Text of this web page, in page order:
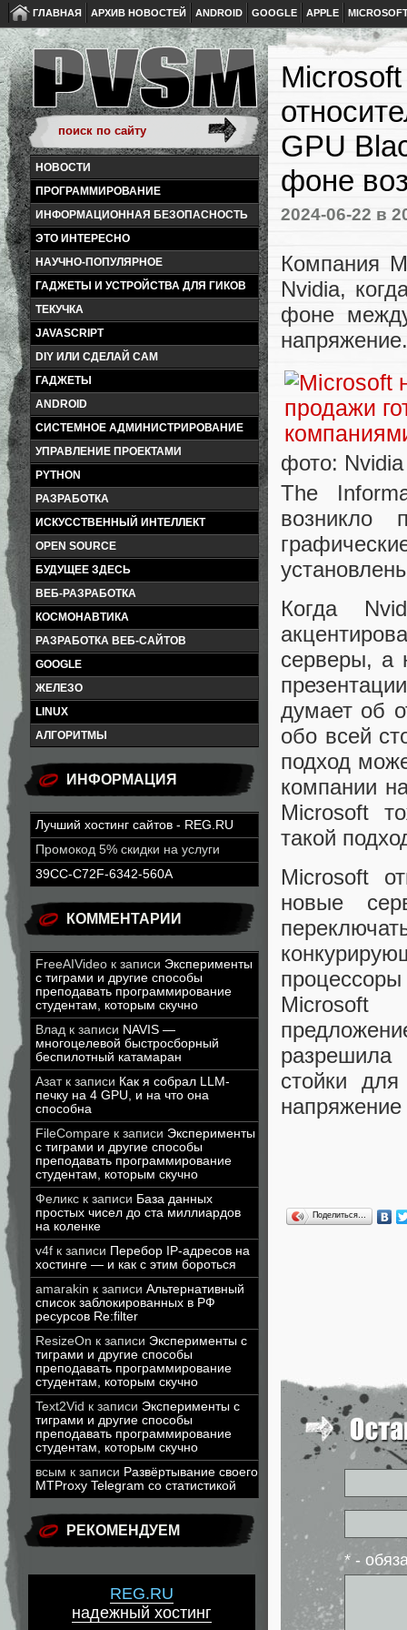
ГЛАВНАЯ АРХИВ НОВОСТЕЙ ANDROID GOOGLE APPLE
НОВОСТИ
ПРОГРАММИРОВАНИЕ
ИНФОРМАЦИОННАЯ БЕЗОПАСНОСТЬ
ЭТО ИНТЕРЕСНО
НАУЧНО-ПОПУЛЯРНОЕ
ГАДЖЕТЫ И УСТРОЙСТВА ДЛЯ ГИКОВ
ТЕКУЧКА
JAVASCRIPT
DIY ИЛИ СДЕЛАЙ САМ
ГАДЖЕТЫ
ANDROID
СИСТЕМНОЕ АДМИНИСТРИРОВАНИЕ
УПРАВЛЕНИЕ ПРОЕКТАМИ
PYTHON
РАЗРАБОТКА
ИСКУССТВЕННЫЙ ИНТЕЛЛЕКТ
OPEN SOURCE
БУДУЩЕЕ ЗДЕСЬ
ВЕБ-РАЗРАБОТКА
КОСМОНАВТИКА
РАЗРАБОТКА ВЕБ-САЙТОВ
GOOGLE
ЖЕЛЕЗО
LINUX
АЛГОРИТМЫ
ИНФОРМАЦИЯ
Лучший хостинг сайтов - REG.RU
Промокод 5% скидки на услуги
39CC-C72F-6342-560A
КОММЕНТАРИИ
FreeAIVideo к записи Эксперименты
с тиграми и другие способы
преподавать программирование
студентам, которым скучно
Влад к записи NAVIS —
многоцелевой быстросборный
беспилотный катамаран
Азатк записи Как я собрал LLM-
печку на 4 GPU, и на что она
способна
FileCompare к записи Эксперименты
с тиграми и другие способы
преподавать программирование
студентам, которым скучно
Феликс к записи База данных
простых чисел до ста миллиардов
на коленке
v4f к записи Перебор IP-адресов на
хостинге — и как с этим бороться
amarakin к записи Альтернативный
список заблокированных в РФ
ресурсов Re:filter
ResizeOn к записи Эксперименты с
тиграми и другие способы
преподавать программирование
студентам, которым скучно
Text2Vid к записи Эксперименты с
тиграми и другие способы
преподавать программирование
студентам, которым скучно
всым к записи Развёртывание своего
MTProxy Telegram со статистикой
РЕКОМЕНДУЕМ
REG.RU
надежный хостинг
GPU
фоне
2024-06-22 в
Компания
Nvidia,
фоне
фото: Nvidia
The
возникло
Когда
серверы, а
думает об
обо всей
подход
компании
Microsoft
такой
Microsoft
новые
Microsoft
разрешила
стойки
Поделиться…
* -